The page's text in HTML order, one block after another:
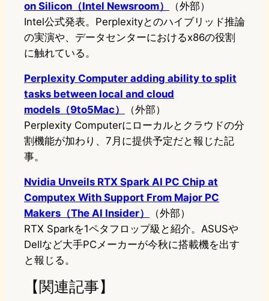
on Silicon（Intel Newsroom）
（外部）
Intel公式発表。Perplexityとのハイブリッド推論
の実演や、データセンターにおけるx86の役割
に触れている。
Perplexity Computer adding ability to split
tasks between local and cloud
models（9to5Mac）
（外部）
Perplexity Computerにローカルとクラウドの分
割機能が加わり、7月に提供予定だと報じた記
事。
Nvidia Unveils RTX Spark AI PC Chip at
Computex With Support From Major PC
Makers（The AI Insider）
（外部）
RTX Sparkを1ペタフロップ級と紹介。ASUSや
Dellなど大手PCメーカーが今秋に搭載機を出す
と報じる。
【関連記事】